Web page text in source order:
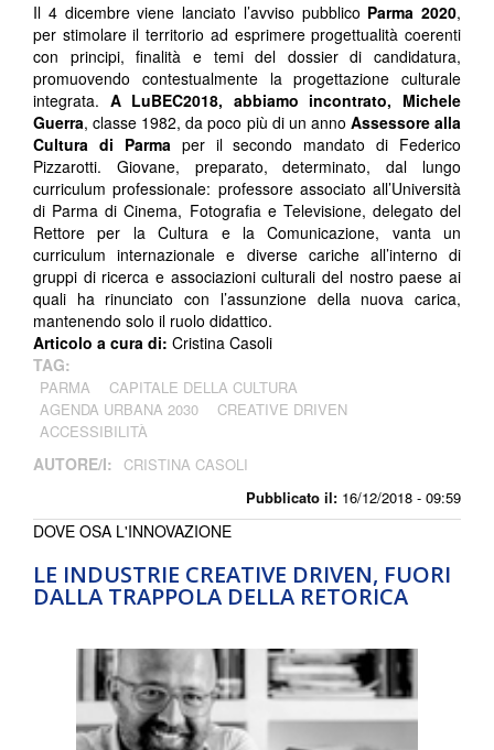
Pubblicato il: 16/12/2018 - 09:59
Il 4 dicembre viene lanciato l’avviso pubblico Parma 2020,
per stimolare il territorio ad esprimere progettualità coerenti
con principi, finalità e temi del dossier di candidatura,
promuovendo contestualmente la progettazione culturale
integrata. A LuBEC2018, abbiamo incontrato, Michele
Guerra, classe 1982, da poco più di un anno Assessore alla
Cultura di Parmaper il secondo mandato di Federico
Pizzarotti. Giovane, preparato, determinato, dal lungo
curriculum professionale: professore associato all’Università
di Parma di Cinema, Fotografia e Televisione, delegato del
Rettore per la Cultura e la Comunicazione, vanta un
curriculum internazionale e diverse cariche all’interno di
gruppi di ricerca e associazioni culturali del nostro paese ai
quali ha rinunciato con l’assunzione della nuova carica,
mantenendo solo il ruolo didattico.
Articolo a cura di: Cristina Casoli
TAG:
PARMA
CAPITALE DELLA CULTURA
AGENDA URBANA 2030
CREATIVE DRIVEN
ACCESSIBILITÀ
AUTORE/I: CRISTINA CASOLI
LE INDUSTRIE CREATIVE DRIVEN, FUORI
DALLA TRAPPOLA DELLA RETORICA
DOVE OSA L'INNOVAZIONE